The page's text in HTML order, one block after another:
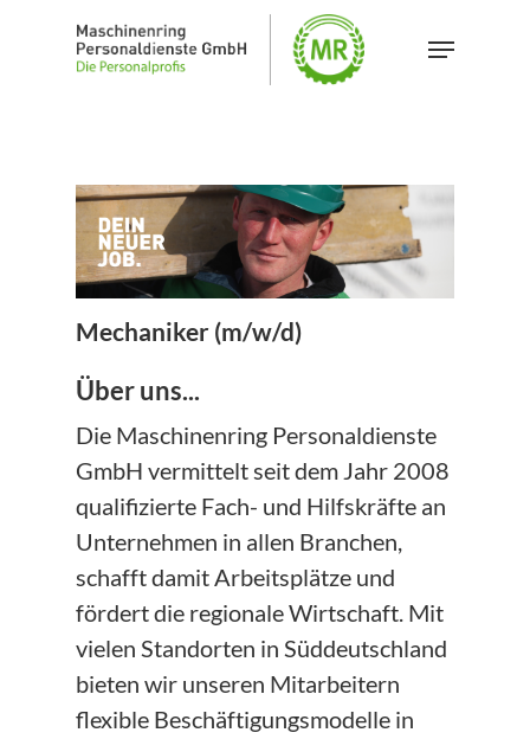
Menu
Mechaniker (m/w/d)
Über uns...
Die Maschinenring Personaldienste
GmbH vermittelt seit dem Jahr 2008
qualifizierte Fach- und Hilfskräfte an
Unternehmen in allen Branchen,
schafft damit Arbeitsplätze und
fördert die regionale Wirtschaft. Mit
vielen Standorten in Süddeutschland
bieten wir unseren Mitarbeitern
flexible Beschäftigungsmodelle in